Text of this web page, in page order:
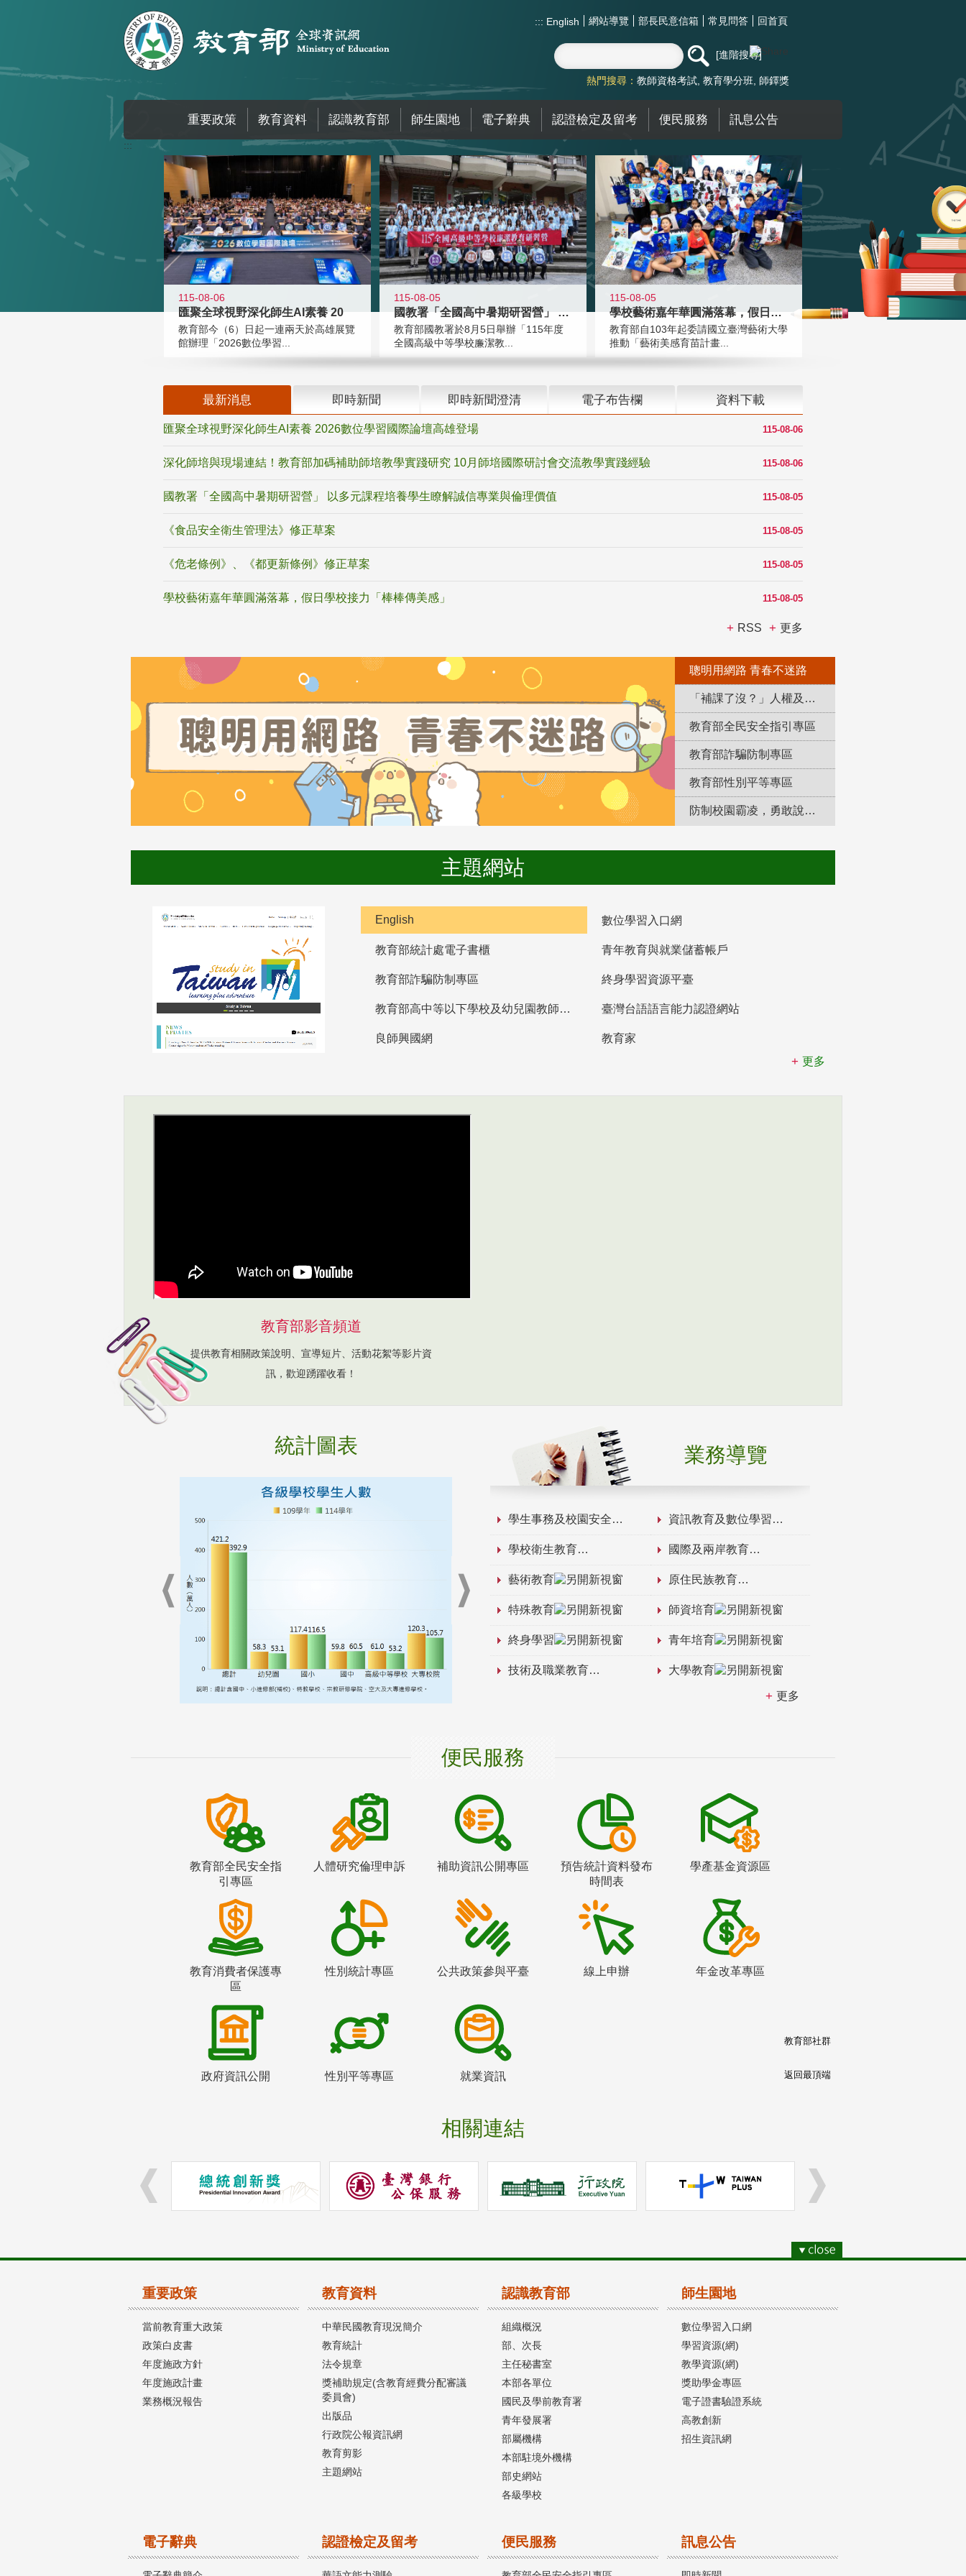
::: English 網站導覽 部長民意信箱 常見問答 回首頁
進階搜尋
熱門搜尋： 教師資格考試 教育學分班 師鐸獎
重要政策 教育資料 認識教育部 師生園地 電子辭典 認證檢定及留考 便民服務 訊息公告
:::
115-08-06
匯聚全球視野深化師生AI素養 20
教育部今（6）日起一連兩天於高雄展覽
館辦理「2026數位學習...
115-08-05
國教署「全國高中暑期研習營」 以多
教育部國教署於8月5日舉辦「115年度
全國高級中等學校廉潔教...
115-08-05
學校藝術嘉年華圓滿落幕，假日學校接
教育部自103年起委請國立臺灣藝術大學
推動「藝術美感育苗計畫...
最新消息 即時新聞 即時新聞澄清 電子布告欄 資料下載
115-08-06
匯聚全球視野深化師生AI素養 2026數位學習國際論壇高雄登場
115-08-06
深化師培與現場連結！教育部加碼補助師培教學實踐研究 10月師培國際研討會交流教學實踐經驗
115-08-05
國教署「全國高中暑期研習營」 以多元課程培養學生瞭解誠信專業與倫理價值
115-08-05
《食品安全衛生管理法》修正草案
115-08-05
《危老條例》、《都更新條例》修正草案
115-08-05
學校藝術嘉年華圓滿落幕，假日學校接力「棒棒傳美感」
RSS 更多
聰明用網路 青春不迷路
「補課了沒？」人權及轉型正義教育專區
教育部全民安全指引專區
教育部詐騙防制專區
教育部性別平等專區
防制校園霸凌，勇敢說出來！
主題網站
English 數位學習入口網
教育部統計處電子書櫃 青年教育與就業儲蓄帳戶
教育部詐騙防制專區 終身學習資源平臺
教育部高中等以下學校及幼兒園教師資格檢定考試 臺灣台語語言能力認證網站
良師興國網
教育家
更多
教育部影音頻道
提供教育相關政策說明、宣導短片、活動花絮等影片資
訊，歡迎踴躍收看！
統計圖表 業務導覽
學生事務及校園安全 資訊教育及數位學習
學校衛生教育 國際及兩岸教育
藝術教育 原住民族教育
特殊教育 師資培育
終身學習 青年培育
技術及職業教育 大學教育
更多
便民服務
教育部全民安全指
引專區
人體研究倫理申訴 補助資訊公開專區
預告統計資料發布
時間表
學產基金資源區
教育消費者保護專
區
性別統計專區 公共政策參與平臺 線上申辦 年金改革專區
政府資訊公開 性別平等專區 就業資訊
相關連結
教育部社群
返回最頂端
重要政策
當前教育重大政策
政策白皮書
年度施政方針
年度施政計畫
業務概況報告
教育資料
中華民國教育現況簡介
教育統計
法令規章
獎補助規定(含教育經費分配審議
委員會)
出版品
行政院公報資訊網
教育剪影
主題網站
認識教育部
組織概況
部、次長
主任秘書室
本部各單位
國民及學前教育署
青年發展署
部屬機構
本部駐境外機構
部史網站
各級學校
師生園地
數位學習入口網
學習資源(網)
教學資源(網)
獎助學金專區
電子證書驗證系統
高教創新
招生資訊網
電子辭典 認證檢定及留考 便民服務 訊息公告